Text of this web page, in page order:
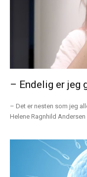
– Endelig er jeg
– Det er nesten som jeg